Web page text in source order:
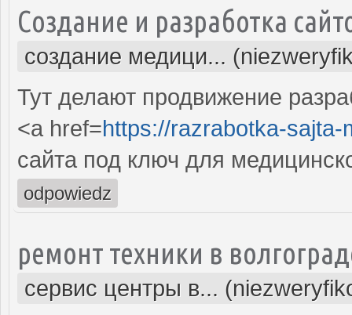
Создание и разработка
создание медици...
Тут делают продвижение
<a href=https://razrabotka-
сайта под ключ для
odpowiedz
ремонт техники в
сервис центры в...